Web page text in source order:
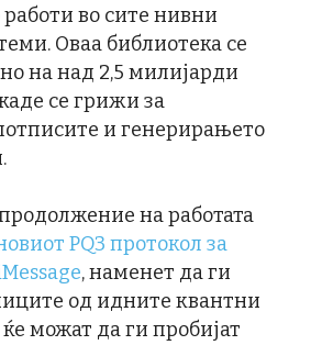
во сите нивни
Оваа библиотека се
на над 2,5 милијарди
се грижи за
и генерирањето
на работата
PQ3 протокол за
, наменет да ги
од идните квантни
можат да ги пробијат